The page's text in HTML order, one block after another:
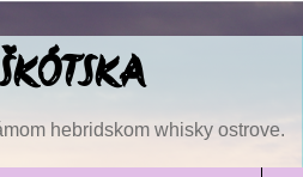
hebridskom whisky ostrove.